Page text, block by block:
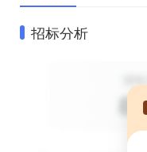
招标分析